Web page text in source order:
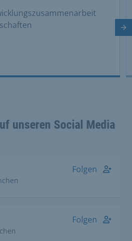
unseren Social Media
Folgen
Folgen